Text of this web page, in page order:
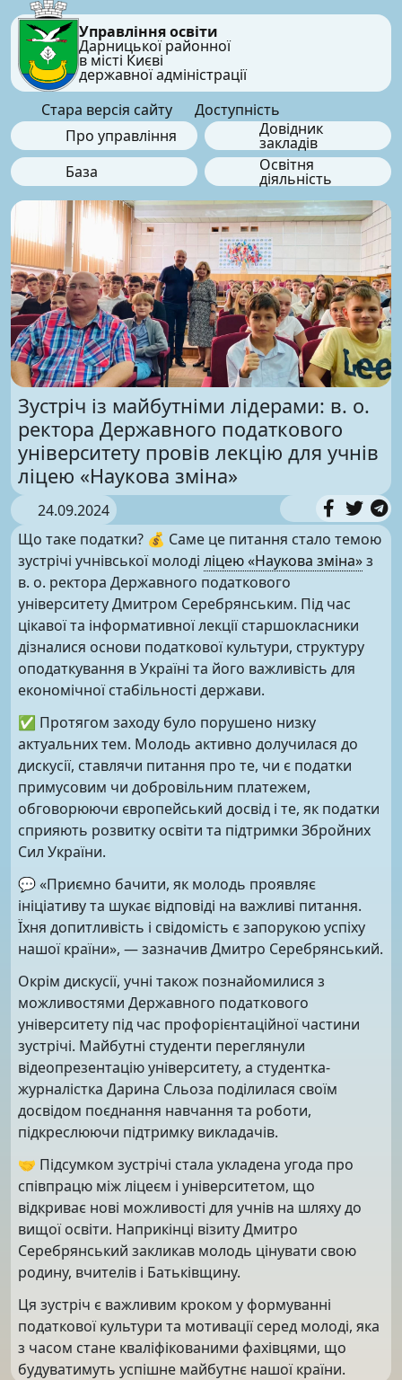
Управління освіти
Дарницької районної
в місті Києві
державної адміністрації
Стара версія сайту
Доступність
Про управління
Довідник
закладів
База
Освітня
діяльність
Зустріч із майбутніми лідерами: в. о.
ректора Державного податкового
університету провів лекцію для учнів
ліцею «Наукова зміна»
24.09.2024
Що таке податки? 💰 Саме це питання стало темою
зустрічі учнівської молоді ліцею «Наукова зміна»з
в. о. ректора Державного податкового
університету Дмитром Серебрянським. Під час
цікавої та інформативної лекції старшокласники
дізналися основи податкової культури, структуру
оподаткування в Україні та його важливість для
економічної стабільності держави.
✅ Протягом заходу було порушено низку
актуальних тем. Молодь активно долучилася до
дискусії, ставлячи питання про те, чи є податки
примусовим чи добровільним платежем,
обговорюючи європейський досвід і те, як податки
сприяють розвитку освіти та підтримки Збройних
Сил України.
💬 «Приємно бачити, як молодь проявляє
ініціативу та шукає відповіді на важливі питання.
Їхня допитливість і свідомість є запорукою успіху
нашої країни», — зазначив Дмитро Серебрянський.
Окрім дискусії, учні також познайомилися з
можливостями Державного податкового
університету під час профорієнтаційної частини
зустрічі. Майбутні студенти переглянули
відеопрезентацію університету, а студентка-
журналістка Дарина Сльоза поділилася своїм
досвідом поєднання навчання та роботи,
підкреслюючи підтримку викладачів.
🤝 Підсумком зустрічі стала укладена угода про
співпрацю між ліцеєм і університетом, що
відкриває нові можливості для учнів на шляху до
вищої освіти. Наприкінці візиту Дмитро
Серебрянський закликав молодь цінувати свою
родину, вчителів і Батьківщину.
Ця зустріч є важливим кроком у формуванні
податкової культури та мотивації серед молоді, яка
з часом стане кваліфікованими фахівцями, що
будуватимуть успішне майбутнє нашої країни.